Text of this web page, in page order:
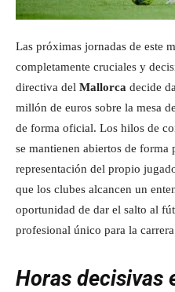
Las próximas jornadas de este
completamente cruciales y
directiva del Mallorca decide
millón de euros sobre la mesa
de forma oficial. Los hilos de
se mantienen abiertos de forma
representación del propio
que los clubes alcancen un
oportunidad de dar el salto al
profesional único para la
Horas decisivas